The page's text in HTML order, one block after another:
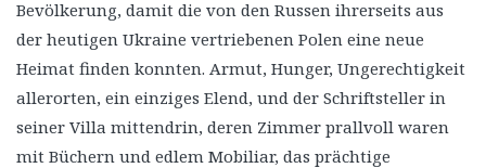
Bevölkerung, damit die von den Russen ihrerseits aus
der heutigen Ukraine vertriebenen Polen eine neue
Heimat finden konnten. Armut, Hunger, Ungerechtigkeit
allerorten, ein einziges Elend, und der Schriftsteller in
seiner Villa mittendrin, deren Zimmer prallvoll waren
mit Büchern und edlem Mobiliar, das prächtige